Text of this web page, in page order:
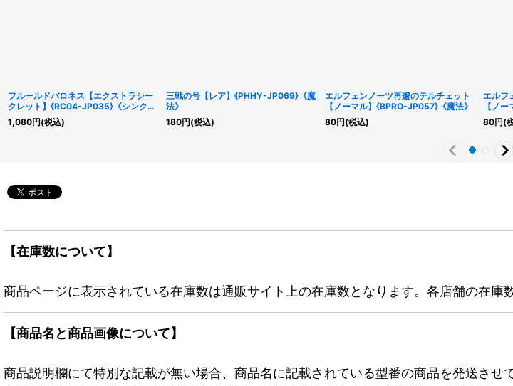
フルールドバロネス【エクストラシー
クレット】{RC04-JP035}《シンク
ロ》
1,080円(税込)
三戦の号【レア】{PHHY-JP069}《魔
法》
180円(税込)
エルフェンノーツ再邂のテルチェット
【ノーマル】{BPRO-JP057}《魔法》
80円(税込)
エルフ
【ノ
80円(
【在庫数について】
商品ページに表示されている在庫数は通販サイト上の在庫数となります。各店舗の在庫
【商品名と商品画像について】
商品説明欄にて特別な記載が無い場合、商品名に記載されている型番の商品を発送さ